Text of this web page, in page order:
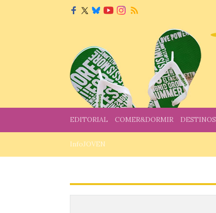
EDITORIAL COMER&DORMIR DESTINOS
InfoJOVEN